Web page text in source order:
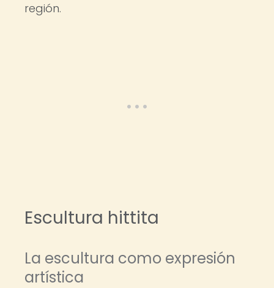
región.
Escultura hittita
La escultura como expresión
artística